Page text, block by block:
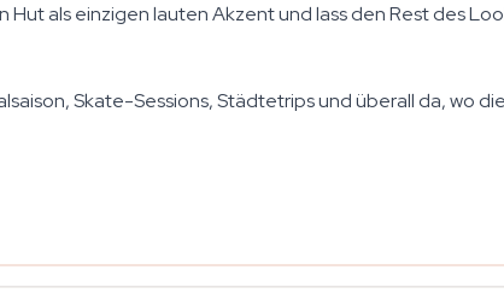
als einzigen lauten Akzent und lass den Rest des
Skate-Sessions, Städtetrips und überall da, wo